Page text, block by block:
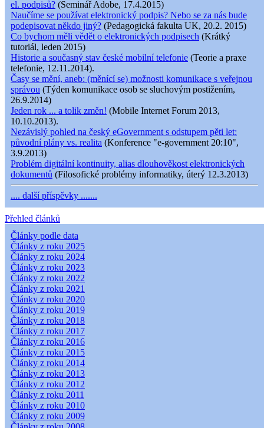
el. podpisů? (Seminář Adobe, 17.4.2015)
Naučíme se používat elektronický podpis? Nebo se za nás bude
podepisovat někdo jiný? (Pedagogická fakulta UK, 20.2. 2015)
Co bychom měli vědět o elektronických podpisech (Krátký
tutoriál, leden 2015)
Historie a současný stav české mobilní telefonie (Teorie a praxe
telefonie, 12.11.2014).
Časy se mění, aneb: (měnící se) možnosti komunikace s veřejnou
správou (Týden komunikace osob se sluchovým postižením,
26.9.2014)
Jeden rok ... a tolik změn! (Mobile Internet Forum 2013,
10.10.2013).
Nezávislý pohled na český eGovernment s odstupem pěti let:
původní plány vs. realita (Konference "e-government 20:10",
3.9.2013)
Problém digitální kontinuity, alias dlouhověkost elektronických
dokumentů (Filosofické problémy informatiky, úterý 12.3.2013)
.... další příspěvky .......
Přehled článků
Články podle data
Články z roku 2025
Články z roku 2024
Články z roku 2023
Články z roku 2022
Články z roku 2021
Články z roku 2020
Články z roku 2019
Články z roku 2018
Články z roku 2017
Články z roku 2016
Články z roku 2015
Články z roku 2014
Články z roku 2013
Články z roku 2012
Články z roku 2011
Články z roku 2010
Články z roku 2009